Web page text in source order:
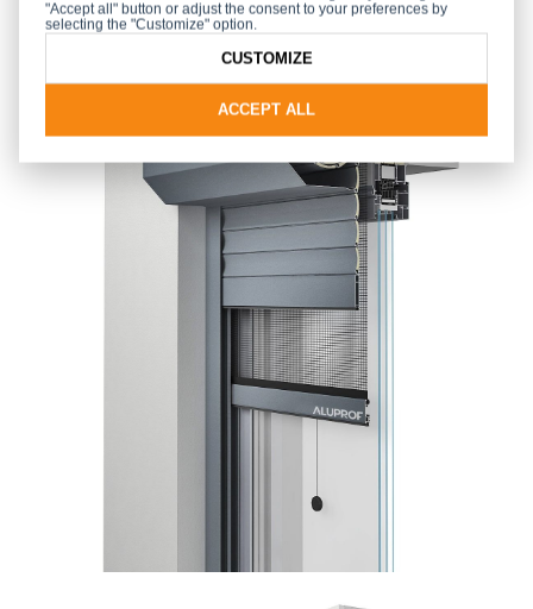
"Accept all" button or adjust the consent to your preferences by
selecting the "Customize" option.
ACCEPT ALL
CUSTOMIZE